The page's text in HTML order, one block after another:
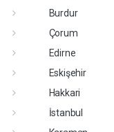
Burdur
Çorum
Edirne
Eskişehir
Hakkari
İstanbul